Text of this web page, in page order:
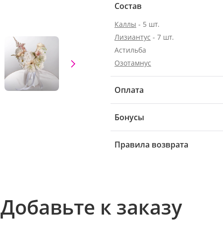
Состав
Каллы - 5 шт.
Лизиантус - 7 шт.
Астильба
Озотамнус
Оплата
Бонусы
Правила возврата
Добавьте к заказу